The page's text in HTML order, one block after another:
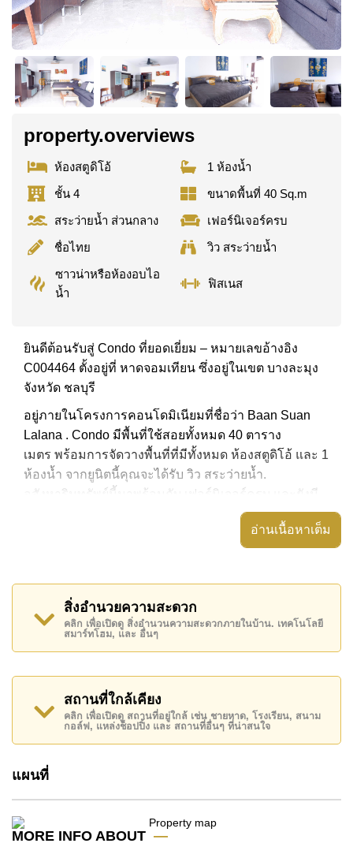
property.overviews
ห้องสตูดิโอ้
1 ห้องน้ำ
ชั้น 4
ขนาดพื้นที่ 40 Sq.m
สระว่ายน้ำ ส่วนกลาง
เฟอร์นิเจอร์ครบ
ชื่อไทย
วิว สระว่ายน้ำ
ซาวน่าหรือห้องอบไอ
น้ำ
ฟิสเนส
ยินดีต้อนรับสู่ Condo ที่ยอดเยี่ยม – หมายเลขอ้างอิง
C004464 ตั้งอยู่ที่ หาดจอมเทียน ซึ่งอยู่ในเขต บางละมุง
จังหวัด ชลบุรี
อยู่ภายในโครงการคอนโดมิเนียมที่ชื่อว่า Baan Suan
Lalana . Condo มีพื้นที่ใช้สอยทั้งหมด 40 ตาราง
เมตร พร้อมการจัดวางพื้นที่ที่มีทั้งหมด ห้องสตูดิโอ้ และ 1
ห้องน้ำ จากยูนิตนี้คุณจะได้รับ วิว สระว่ายน้ำ.
อสังหาริมทรัพย์นี้มาพร้อมกับ เฟอร์นิเจอร์ครบ และยังมี
อสังหาริมทรัพย์นี้สามารถใช้ สระว่ายน้ำ ส่วนกลาง ได้
ได้แก่ ฟิสเนส, สนามเทนนิส , ซาวน่าหรือห้องอบไอน้ำ,
สนามเด็กเล่น
สถานที่สำคัญใกล้ Baan Suan Lalana ได้แก่: เดินทางไป
ชายหาดได้ง่าย, ไกล้เคียงรถประจำทาง , ตลาดน้ำสี่ภาค
พัทยา, พัทยาปาร์ค , เอเชีย 9 หลุม กอล์ฟ , รพ.กรุงเทพ
จอมเทียน
อสังหาริมทรัพย์นี้เปิดให้เช่าระยะยาวในราคา ฿ 11,000
บาทต่อเดือน
โปรดทราบว่าราคาค่าเช่าที่ Cornerstone Real Estate
โฉนดที่ดินของอสังหาริมทรัพย์นี้อยู่ภายใต้กรรมสิทธิ์ ชื่อ
อ่านเนื้อหาเต็ม
สิ่งอำนวยความสะดวก
คลิก เพื่อเปิดดู สิ่งอำนวนความสะดวกภายในบ้าน. เทคโนโลยี
สมาร์ทโฮม, และ อื่นๆ
สถานที่ใกล้เคียง
คลิก เพื่อเปิดดู สถานที่อยู่ใกล้ เช่น ชายหาด, โรงเรียน, สนาม
กอล์ฟ, แหล่งช็อปปิ้ง และ สถานที่อื่นๆ ที่น่าสนใจ
แผนที่
MORE INFO ABOUT